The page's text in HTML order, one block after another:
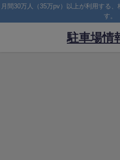
月間30万人（35万pv）以上が利用する
す。
駐車場情